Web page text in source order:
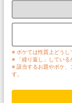
※ ボケては性質上どうし
※ 「繰り返し」している
※ 該当するお題やボケ、
す。